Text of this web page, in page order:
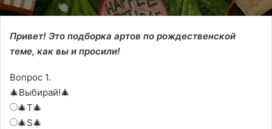
Привет! Это подборка артов по рождественской
теме, как вы и просили!
Вопрос 1.
🎄Выбирай!🎄
🎄T🎄
🎄S🎄